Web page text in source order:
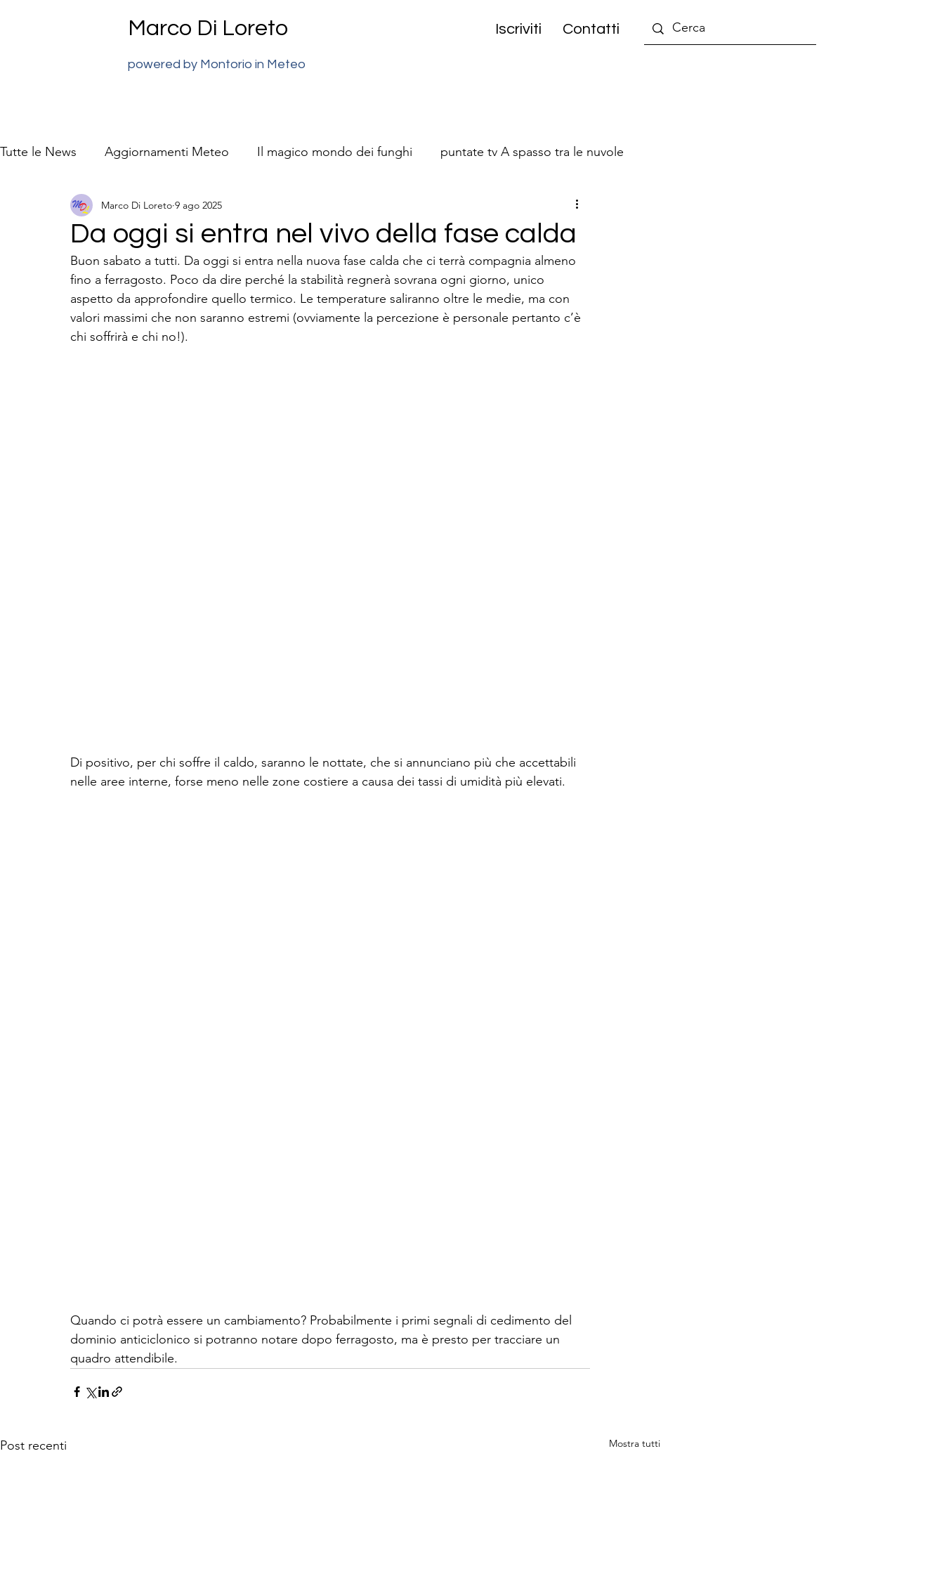
Marco Di Loreto Iscriviti Contatti
powered by Montorio in Meteo
Tutte le News Aggiornamenti Meteo Il magico mondo dei funghi puntate tv A spasso tra le nuvole
previsioni meteo Super J La natura video racconta
Da oggi si entra nel vivo della fase calda
Marco Di Loreto 9 ago 2025
Buon sabato a tutti. Da oggi si entra nella nuova fase calda che ci terrà compagnia almeno
fino a ferragosto. Poco da dire perché la stabilità regnerà sovrana ogni giorno, unico
aspetto da approfondire quello termico. Le temperature saliranno oltre le medie, ma con
valori massimi che non saranno estremi (ovviamente la percezione è personale pertanto c’è
chi soffrirà e chi no!).
Di positivo, per chi soffre il caldo, saranno le nottate, che si annunciano più che accettabili
nelle aree interne, forse meno nelle zone costiere a causa dei tassi di umidità più elevati.
Quando ci potrà essere un cambiamento? Probabilmente i primi segnali di cedimento del
dominio anticiclonico si potranno notare dopo ferragosto, ma è presto per tracciare un
quadro attendibile.
Post recenti Mostra tutti